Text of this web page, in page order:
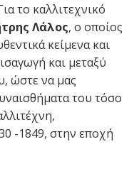
το καλλιτεχνικό
Λάλος, ο οποίος
κείμενα και
και μεταξύ
ώστε να μας
του τόσο
-1849, στην εποχή